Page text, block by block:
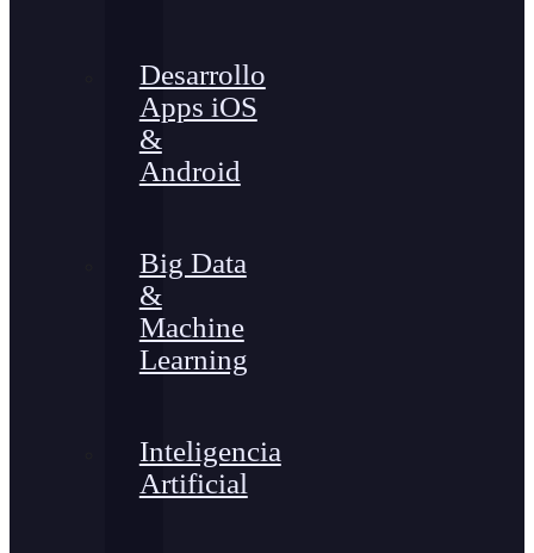
Desarrollo
Apps iOS
&
Android
Big Data
&
Machine
Learning
Inteligencia
Artificial